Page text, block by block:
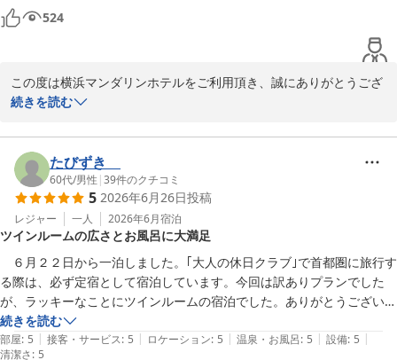
また横浜方面に泊まることがあれば利用したいです。
524
この度は横浜マンダリンホテルをご利用頂き、誠にありがとうござ
います。
た。
しかしながら、周辺には徒歩圏内に複数の飲食店があり繁華街から
離れており、静かにお休み頂けるのが自慢でもあります。
今年の6月より当館での朝食バイキングを始めさせていただきまし
たので次回お戻りの際はご利用いただけると幸いでございます。
お客様に再度リピートしていただける魅力のあるホテルを目指して
精進して参ります。
また機会がございましたら是非当館のご利用をお願いいたします。
この度はお忙しい中ご投稿を頂きまして誠に有難うございました。
横浜マンダリンホテル
続きを読む
たびずき
60代/男性 |39件のクチコミ
5 2026年6月26日投稿
レジャー 一人 2026年6月宿泊
ツインルームの広さとお風呂に大満足
６月２２日から一泊しました。｢大人の休日クラブ｣で首都圏に旅行す
る際は、必ず定宿として宿泊しています。今回は訳ありプランでした
が、ラッキーなことにツインルームの宿泊でした。ありがとうございま
す。いつもシングルに宿泊していたので、ツインの広さに驚きました。
またお風呂も足を伸ばせてゆったりと入ることができ、大変満足しまし
続きを読む
部屋: 5 | 接客・サービス: 5 | ロケーション: 5 | 温泉・お風呂: 5 | 設備: 5 |
清潔さ: 5